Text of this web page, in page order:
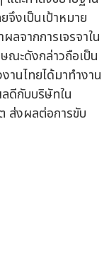
จึงเป็นเป้าหมาย
จากการเจรจาใน
ณะดังกล่าวถือเป็น
นไทยได้มาทำงาน
ดีกับบริษัทใน
ส่งผลต่อการขับ